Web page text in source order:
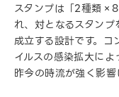
スタンプは「2種類×8
れ、対となるスタン
成立する設計です。コ
イルスの感染拡大によ
昨今の時流が強く影響